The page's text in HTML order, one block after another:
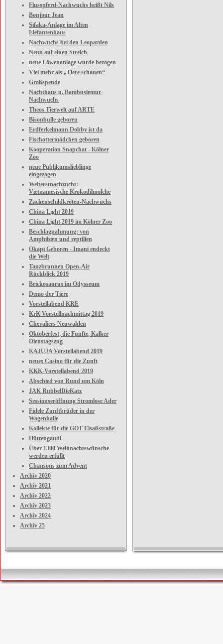
Flusspferd-Nachwuchs heißt Nils
Bonjour Jean
Sifaka-Anlage im Alten
Elefantenhaus
Nachwuchs bei den Leoparden
Neun auf einen Streich
neue Löwenanlage wurde bezogen
Viel mehr als „Tiere schauen“
Großspende
Nachthaus u. Bambuslemur-
Nachwuchs
Theos Tierwelt auf ARTE
Bisonbulle geboren
Erdferkelmann Dobby ist da
Fischottermädchen geboren
Kooperation Snapchat - Kölner
Zoo
neue Publikumslieblinge
eingezogen
Welterstnachzucht:
Vietnamesische Krokodilmolche
Zackenschildkröten-Nachwuchs
China Light 2019
China Light 2019 im Kölner Zoo
Beschlagnahmung: von
Amphibien und reptilien
Okapi Geboren - Imani endeckt
die Welt
Tanzbrunnen Open-Air
Rückblick 2019
Brickosaurus im Odysseum
Demo der Tiere
Vorstellabend KRE
KrK Vorstellnachmittag 2019
Chevaliers Neuwahlen
Oktoberfest, die Fünfte, Kalker
Dienstagszug
KAJUJA Vorstellabend 2019
neues Casino für die Zunft
KKK-Vorstellabend 2019
Abschied von Rund um Köln
JAK RubbelDieKatz
Sessionseröffnung Stromlose Ader
Fidele Zunftbrüder in der
Wagenhalle
Kollekte für die GOT Elsaßstraße
Hüttengaudi
Über 1300 Weihnachtswünsche
werden erfüllt
Chansons zum Advent
Archiv 2020
Archiv 2021
Archiv 2022
Archiv 2023
Archiv 2024
Archiv 25